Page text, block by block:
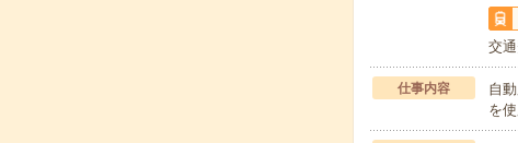
交
仕事内容
自
を